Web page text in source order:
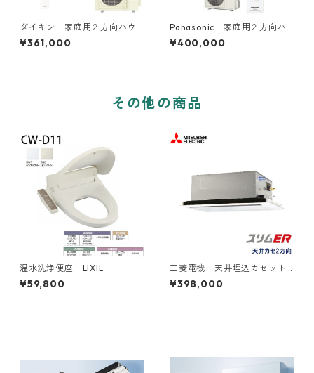
ダイキン 家庭用２方向ハウ
ジングエアコン 14～16畳用
¥361,000
Panasonic 家庭用２方向ハ
ウジングエアコン 14～16畳
用
¥400,000
その他の商品
温水洗浄便座 LIXIL
¥59,800
三菱電機 天井埋込カセット
型2方向 2～6馬力
¥398,000